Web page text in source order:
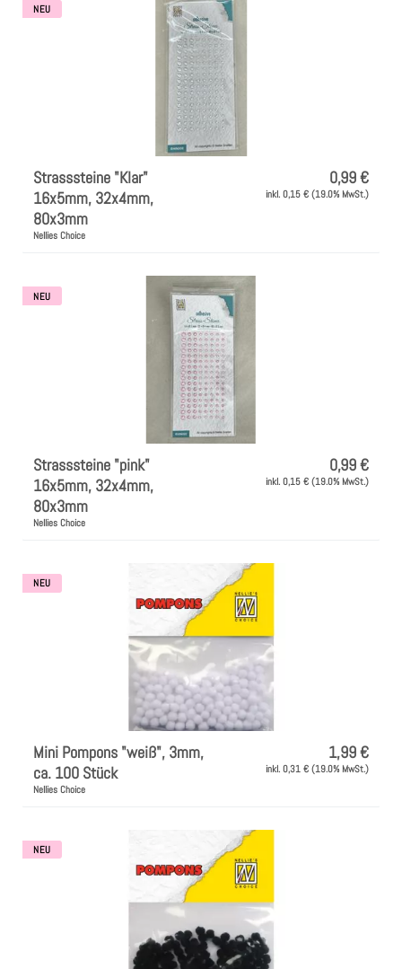
NEU
Strasssteine "Klar"
16x5mm, 32x4mm,
80x3mm
Nellies Choice
0,99 €
inkl. 0,15 € (19.0% MwSt.)
NEU
Strasssteine "pink"
16x5mm, 32x4mm,
80x3mm
Nellies Choice
0,99 €
inkl. 0,15 € (19.0% MwSt.)
NEU
Mini Pompons "weiß", 3mm,
ca. 100 Stück
Nellies Choice
1,99 €
inkl. 0,31 € (19.0% MwSt.)
NEU